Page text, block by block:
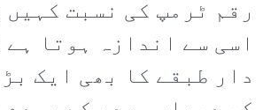
رقم ٹرمپ کی نسبت
اسی سے اندازہ ہوتا
دار طبقے کا بھی ایک